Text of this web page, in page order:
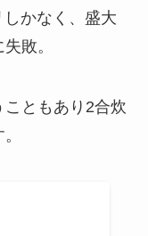
かなく、盛大
敗。
ともあり2合炊